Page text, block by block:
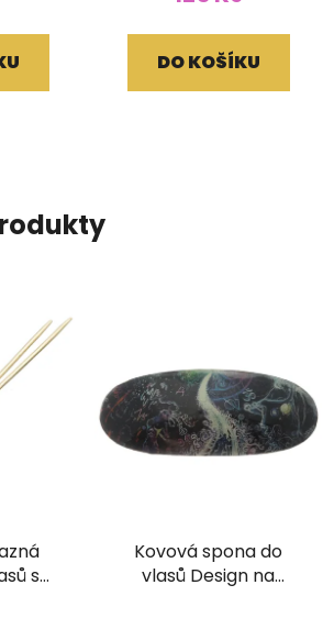
DO KOŠÍKU
s
Kovová spona do
vlasů Design na